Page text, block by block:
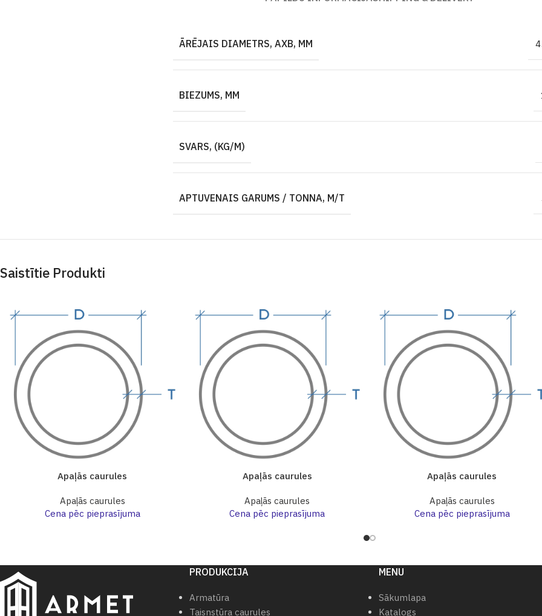
ĀRĒJAIS DIAMETRS, AXB, MM
BIEZUMS, MM
SVARS, (KG/M)
APTUVENAIS GARUMS / TONNA, M/T
Saistītie Produkti
Apaļās caurules
Apaļās caurules
Cena pēc pieprasījuma
Apaļās caurules
Apaļās caurules
Cena pēc pieprasījuma
Apaļās caurules
Apaļās caurules
Cena pēc pieprasījuma
PRODUKCIJA
Armatūra
Taisnstūra caurules
MENU
Sākumlapa
Katalogs